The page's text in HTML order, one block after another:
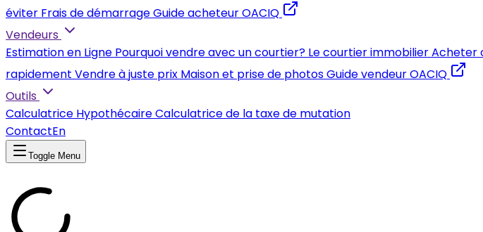
éviter Frais de démarrageGuide acheteur OACIQ
Vendeurs
Estimation en Ligne Pourquoi vendre avec un courtier? Le courtier immobilierAcheter
rapidement Vendre à juste prix Maison et prise de photosGuide vendeur OACIQ
Outils
Calculatrice HypothécaireCalculatrice de la taxe de mutation
ContactEn
Toggle Menu